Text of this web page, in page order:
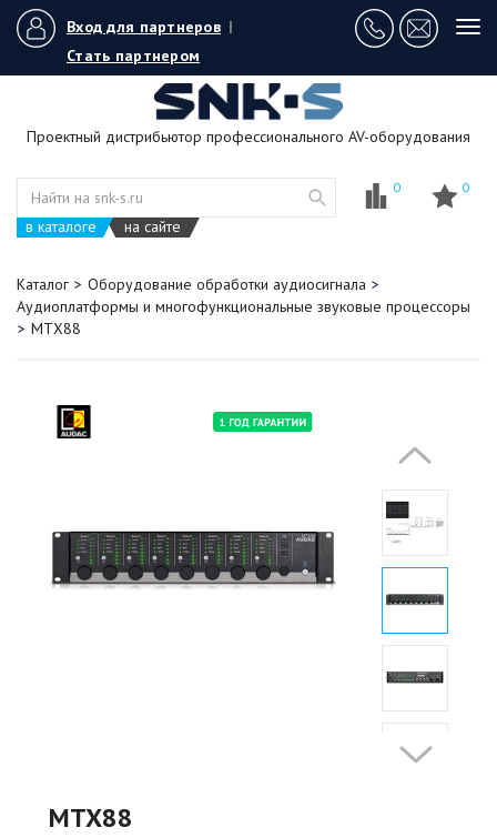
Вход для партнеров |
Стать партнером
Проектный дистрибьютор профессионального AV-оборудования
в каталоге на сайте
0 0
Каталог
Оборудование обработки аудиосигнала
Аудиоплатформы и многофункциональные звуковые процессоры
MTX88
MTX88